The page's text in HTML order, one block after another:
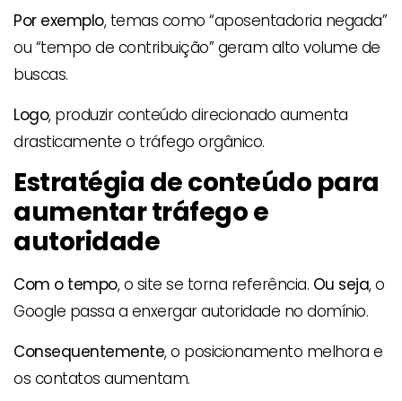
Por exemplo, temas como “aposentadoria negada”
ou “tempo de contribuição” geram alto volume de
buscas.
Logo, produzir conteúdo direcionado aumenta
drasticamente o tráfego orgânico.
Estratégia de conteúdo para
aumentar tráfego e
autoridade
Com o tempo, o site se torna referência. Ou seja, o
Google passa a enxergar autoridade no domínio.
Consequentemente, o posicionamento melhora e
os contatos aumentam.